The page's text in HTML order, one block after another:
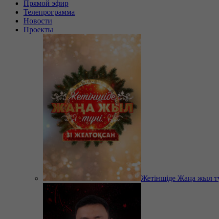
Прямой эфир
Телепрограмма
Новости
Проекты
Жетіншіде Жаңа жыл